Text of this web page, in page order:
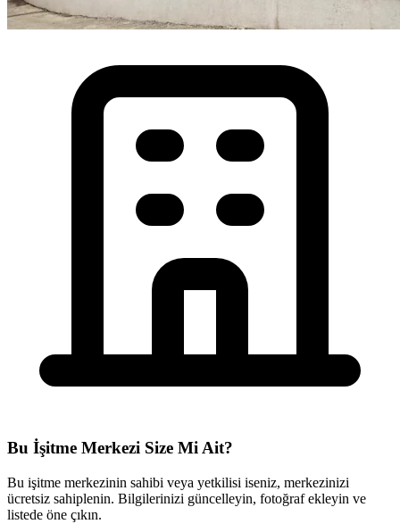
Bu İşitme Merkezi Size Mi Ait?
Bu işitme merkezinin sahibi veya yetkilisi iseniz, merkezinizi
ücretsiz sahiplenin. Bilgilerinizi güncelleyin, fotoğraf ekleyin ve
listede öne çıkın.